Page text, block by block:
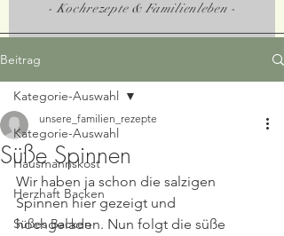
- Kochrezepte & Familienleben -
Beitrag
Kategorie-Auswahl
Hausmannskost
Herzhaft Backen
Süßes Backen
Kategorie-Auswahl
Süße Spinnen
unsere_familien_rezepte
Wir haben ja schon die salzigen
Spinnen hier gezeigt und
hochgeladen. Nun folgt die süße